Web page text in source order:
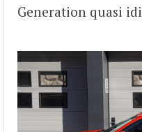
Generation quasi